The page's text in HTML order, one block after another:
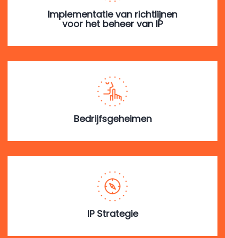
Implementatie van richtlijnen
voor het beheer van IP
Bedrijfsgeheimen
IP Strategie